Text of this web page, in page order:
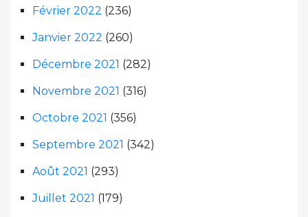
Février 2022 (236)
Janvier 2022 (260)
Décembre 2021 (282)
Novembre 2021 (316)
Octobre 2021 (356)
Septembre 2021 (342)
Août 2021 (293)
Juillet 2021 (179)